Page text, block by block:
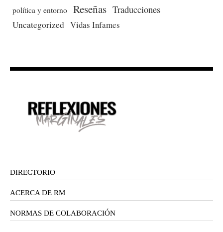
política y entorno Reseñas Traducciones
Uncategorized Vidas Infames
DIRECTORIO
ACERCA DE RM
NORMAS DE COLABORACIÓN